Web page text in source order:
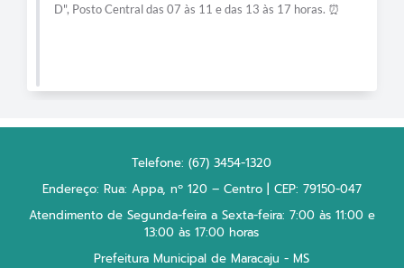
D", Posto Central das 07 às 11 e das 13 às 17 horas. ⏰
Telefone: (67) 3454-1320
Endereço: Rua: Appa, nº 120 – Centro | CEP: 79150-047
Atendimento de Segunda-feira a Sexta-feira: 7:00 às 11:00 e
13:00 às 17:00 horas
Prefeitura Municipal de Maracaju - MS